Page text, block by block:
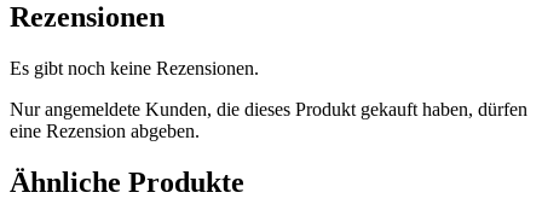
Rezensionen
Es gibt noch keine Rezensionen.
Nur angemeldete Kunden, die dieses Produkt gekauft haben, dürfen
eine Rezension abgeben.
Ähnliche Produkte